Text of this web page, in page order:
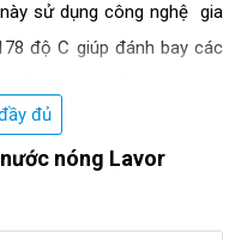
sử dụng công nghệ gia
độ C giúp đánh bay các
còn giúp tiết kiệm nước và
máy có thể hoạt động
đủ
nóng Lavor